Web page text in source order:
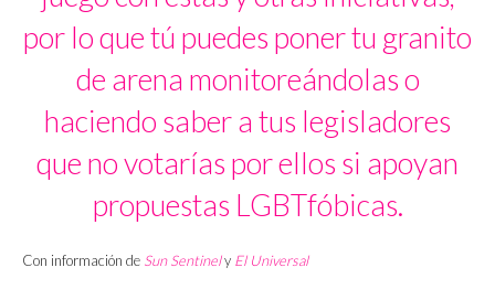
por lo que tú puedes poner tu granito
de arena monitoreándolas o
haciendo saber a tus legisladores
que no votarías por ellos si apoyan
propuestas LGBTfóbicas.
Con información de Sun Sentinely El Universal